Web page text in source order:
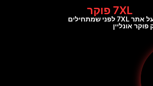
7XL פוקר
כל מה שצריך לדעת על אתר 7XL לפני שמתחילים
אונליין